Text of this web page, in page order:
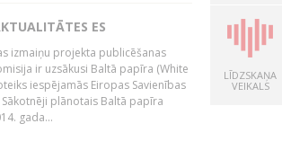
ES
izmaiņu projekta publicēšanas
ir uzsākusi Baltā papīra (White
iespējamās Eiropas Savienības
plānotais Baltā papīra
gada...
LĪDZSKAŅA
VEIKALS